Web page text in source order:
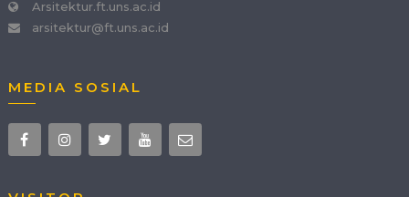
Arsitektur.ft.uns.ac.id
arsitektur@ft.uns.ac.id
MEDIA SOSIAL